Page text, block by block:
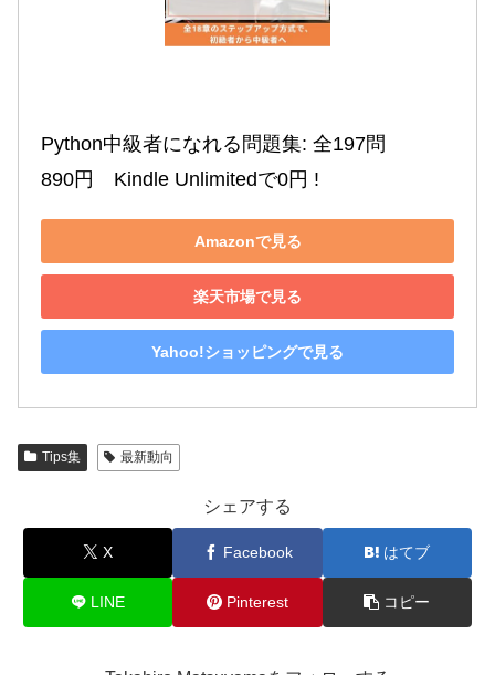
Python中級者になれる問題集: 全197問
890円　Kindle Unlimitedで0円 !
Amazonで見る
楽天市場で見る
Yahoo!ショッピングで見る
Tips集 最新動向
シェアする
X Facebook はてブ
LINE Pinterest コピー